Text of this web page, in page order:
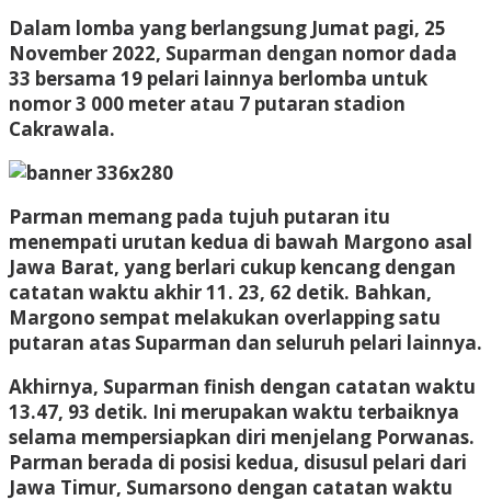
Dalam lomba yang berlangsung Jumat pagi, 25
November 2022, Suparman dengan nomor dada
33 bersama 19 pelari lainnya berlomba untuk
nomor 3 000 meter atau 7 putaran stadion
Cakrawala.
Parman memang pada tujuh putaran itu
menempati urutan kedua di bawah Margono asal
Jawa Barat, yang berlari cukup kencang dengan
catatan waktu akhir 11. 23, 62 detik. Bahkan,
Margono sempat melakukan overlapping satu
putaran atas Suparman dan seluruh pelari lainnya.
Akhirnya, Suparman finish dengan catatan waktu
13.47, 93 detik. Ini merupakan waktu terbaiknya
selama mempersiapkan diri menjelang Porwanas.
Parman berada di posisi kedua, disusul pelari dari
Jawa Timur, Sumarsono dengan catatan waktu